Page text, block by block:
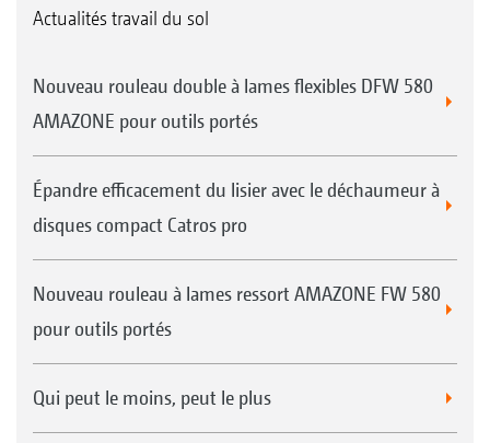
Actualités travail du sol
Nouveau rouleau double à lames flexibles DFW 580
AMAZONE pour outils portés
Épandre efficacement du lisier avec le déchaumeur à
disques compact Catros pro
Nouveau rouleau à lames ressort AMAZONE FW 580
pour outils portés
Qui peut le moins, peut le plus